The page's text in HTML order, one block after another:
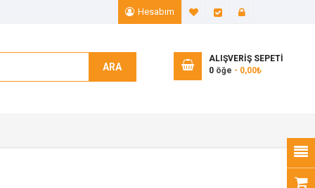
Hesabım A. Listem (0)
Ödeme
ARA
ALIŞVERIŞ SEPETI
0 öğe - 0,00₺